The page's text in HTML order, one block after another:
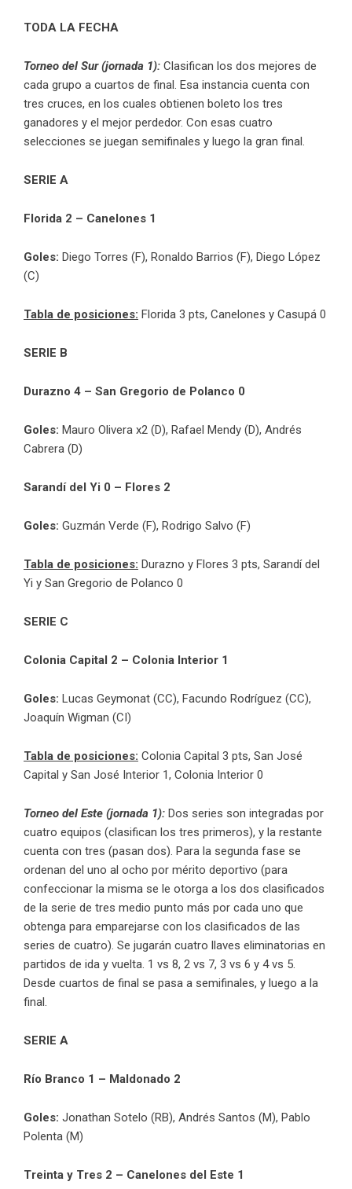
TODA LA FECHA
Torneo del Sur (jornada 1): Clasifican los dos mejores de
cada grupo a cuartos de final. Esa instancia cuenta con
tres cruces, en los cuales obtienen boleto los tres
ganadores y el mejor perdedor. Con esas cuatro
selecciones se juegan semifinales y luego la gran final.
SERIE A
Florida 2 – Canelones 1
Goles: Diego Torres (F), Ronaldo Barrios (F), Diego López
(C)
Tabla de posiciones: Florida 3 pts, Canelones y Casupá 0
SERIE B
Durazno 4 – San Gregorio de Polanco 0
Goles: Mauro Olivera x2 (D), Rafael Mendy (D), Andrés
Cabrera (D)
Sarandí del Yi 0 – Flores 2
Goles: Guzmán Verde (F), Rodrigo Salvo (F)
Tabla de posiciones: Durazno y Flores 3 pts, Sarandí del
Yi y San Gregorio de Polanco 0
SERIE C
Colonia Capital 2 – Colonia Interior 1
Goles: Lucas Geymonat (CC), Facundo Rodríguez (CC),
Joaquín Wigman (CI)
Tabla de posiciones: Colonia Capital 3 pts, San José
Capital y San José Interior 1, Colonia Interior 0
Torneo del Este (jornada 1): Dos series son integradas por
cuatro equipos (clasifican los tres primeros), y la restante
cuenta con tres (pasan dos). Para la segunda fase se
ordenan del uno al ocho por mérito deportivo (para
confeccionar la misma se le otorga a los dos clasificados
de la serie de tres medio punto más por cada uno que
obtenga para emparejarse con los clasificados de las
series de cuatro). Se jugarán cuatro llaves eliminatorias en
partidos de ida y vuelta. 1 vs 8, 2 vs 7, 3 vs 6 y 4 vs 5.
Desde cuartos de final se pasa a semifinales, y luego a la
final.
SERIE A
Río Branco 1 – Maldonado 2
Goles: Jonathan Sotelo (RB), Andrés Santos (M), Pablo
Polenta (M)
Treinta y Tres 2 – Canelones del Este 1